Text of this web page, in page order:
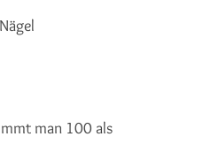
man 100 als